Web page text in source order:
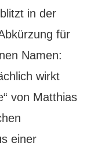
in der
für
Namen:
wirkt
von Matthias
einer